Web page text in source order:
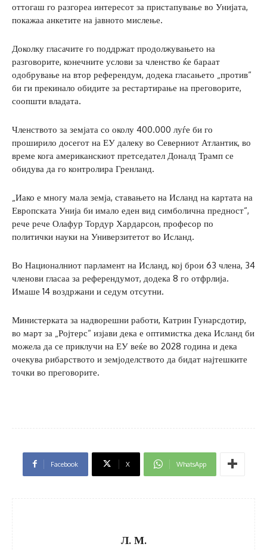
оттогаш го разгореа интересот за пристапување во Унијата,
покажаа анкетите на јавното мислење.
Доколку гласачите го поддржат продолжувањето на
разговорите, конечните услови за членство ќе бараат
одобрување на втор референдум, додека гласањето „против“
би ги прекинало обидите за рестартирање на преговорите,
соопшти владата.
Членството за земјата со околу 400.000 луѓе би го
проширило досегот на ЕУ далеку во Северниот Атлантик, во
време кога американскиот претседател Доналд Трамп се
обидува да го контролира Гренланд.
„Иако е многу мала земја, ставањето на Исланд на картата на
Европската Унија би имало еден вид симболична предност“,
рече рече Олафур Тордур Хардарсон, професор по
политички науки на Универзитетот во Исланд.
Во Националниот парламент на Исланд, кој брои 63 члена, 34
членови гласаа за референдумот, додека 8 го отфрлија.
Имаше 14 воздржани и седум отсутни.
Министерката за надворешни работи, Катрин Гунарсдотир,
во март за „Ројтерс“ изјави дека е оптимистка дека Исланд би
можела да се приклучи на ЕУ веќе во 2028 година и дека
очекува рибарството и земјоделството да бидат најтешките
точки во преговорите.
Facebook X WhatsApp
Л. М.